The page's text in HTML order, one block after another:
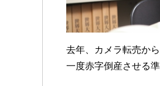
去年、カメラ転売か
一度赤字倒産させる